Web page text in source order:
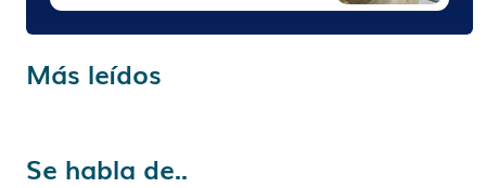
Más leídos
Se habla de..